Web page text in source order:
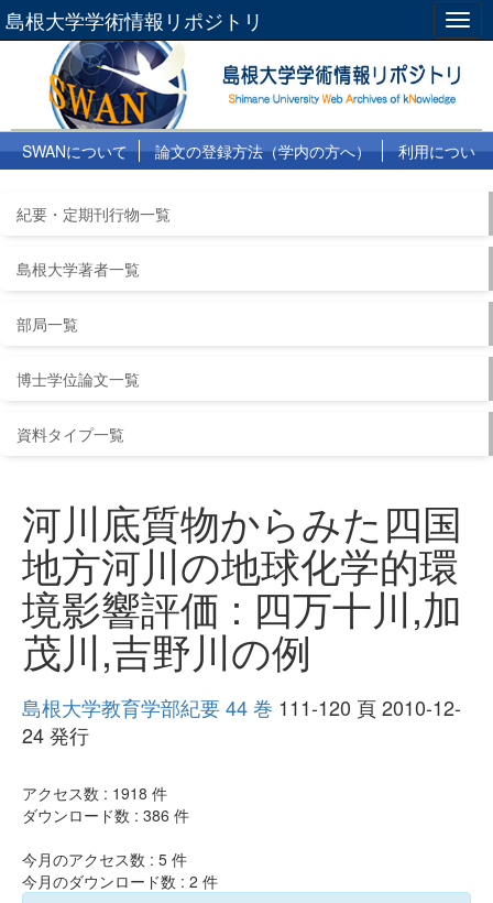
島根大学学術情報リポジトリ
SWANについて 論文の登録方法（学内の方へ）
利用につい
紀要・定期刊行物一覧
島根大学著者一覧
部局一覧
博士学位論文一覧
資料タイプ一覧
河川底質物からみた四国
地方河川の地球化学的環
境影響評価 : 四万十川,加
茂川,吉野川の例
島根大学教育学部紀要 44 巻 111-120 頁 2010-12-
24 発行
アクセス数 : 1918 件
ダウンロード数 : 386 件
今月のアクセス数 : 5 件
今月のダウンロード数 : 2 件